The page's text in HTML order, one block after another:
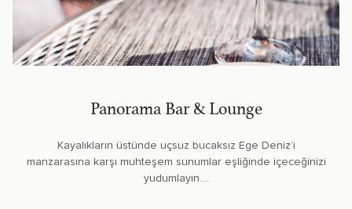
Panorama Bar & Lounge
Kayalıkların üstünde uçsuz bucaksız Ege Deniz’i
manzarasına karşı muhteşem sunumlar eşliğinde içeceğinizi
yudumlayın....